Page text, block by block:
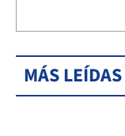
MÁS LEÍDAS